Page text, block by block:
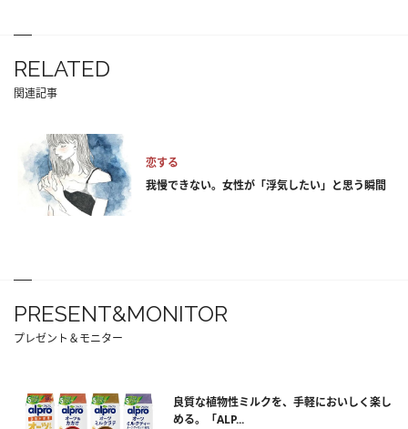
RELATED
関連記事
恋する
我慢できない。女性が「浮気したい」と思う瞬間
PRESENT&MONITOR
プレゼント＆モニター
良質な植物性ミルクを、手軽においしく楽し
める。「ALP...